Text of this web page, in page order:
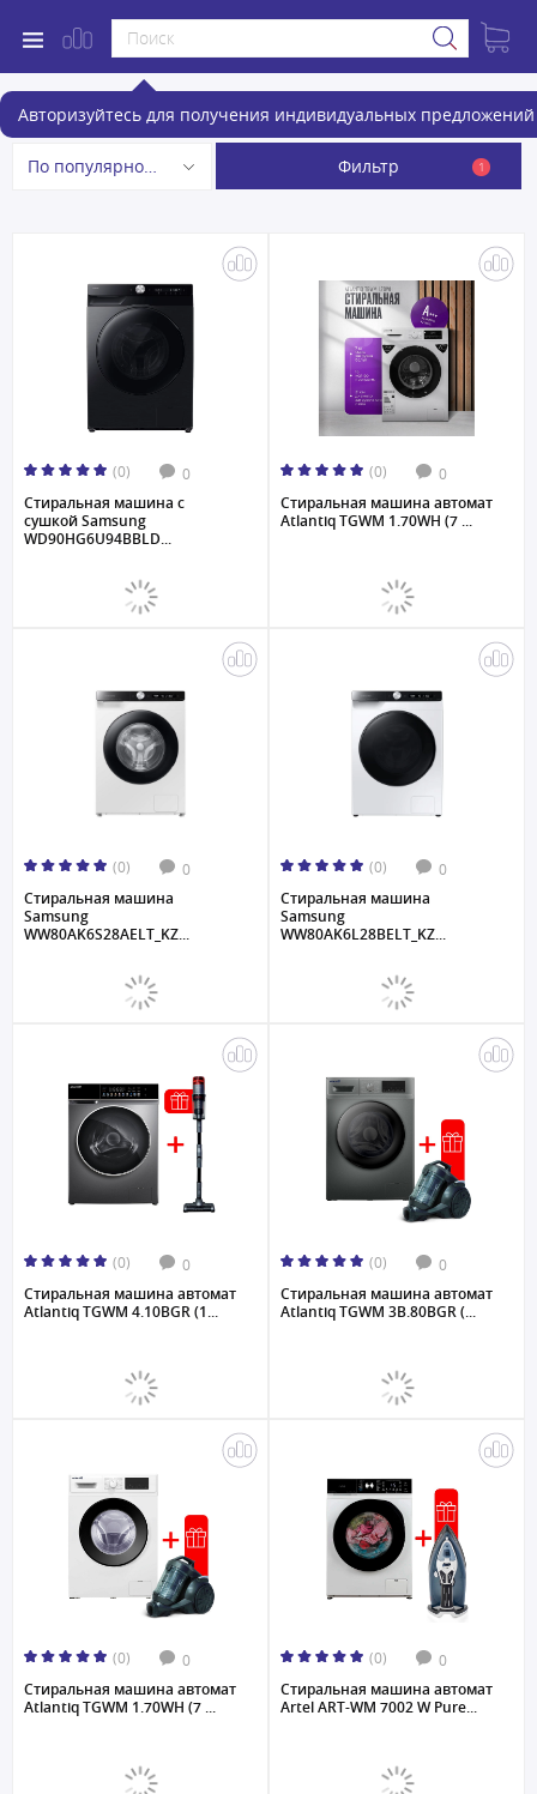
Авторизуйтесь для получения индивидуальных предложений
Стиральные машины
По популярности Фильтр 1
(0) 0
Стиральная машина с
сушкой Samsung
WD90HG6U94BBLD...
(0) 0
Стиральная машина автомат
Atlantiq TGWM 1.70WH (7 ...
(0) 0
Стиральная машина
Samsung
WW80AK6S28AELT_KZ...
(0) 0
Стиральная машина
Samsung
WW80AK6L28BELT_KZ...
(0) 0
Стиральная машина автомат
Atlantiq TGWM 4.10BGR (1...
(0) 0
Стиральная машина автомат
Atlantiq TGWM 3B.80BGR (...
(0) 0
Стиральная машина автомат
Atlantiq TGWM 1.70WH (7 ...
(0) 0
Стиральная машина автомат
Artel ART-WM 7002 W Pure...